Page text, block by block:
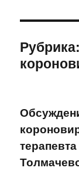
Рубрика: